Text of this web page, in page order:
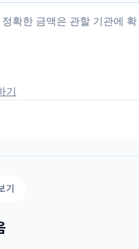
확한 금액은 관할 기관에 확
기